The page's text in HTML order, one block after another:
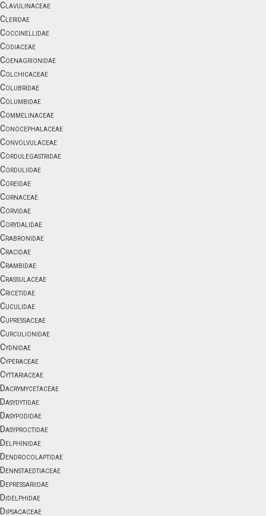
Clavulinaceae
Cleridae
Coccinellidae
Codiaceae
Coenagrionidae
Colchicaceae
Colubridae
Columbidae
Commelinaceae
Conocephalaceae
Convolvulaceae
Cordulegastridae
Corduliidae
Coreidae
Cornaceae
Corvidae
Corydalidae
Crabronidae
Cracidae
Crambidae
Crassulaceae
Cricetidae
Cuculidae
Cupressaceae
Curculionidae
Cydnidae
Cyperaceae
Cyttariaceae
Dacrymycetaceae
Dasydytidae
Dasypodidae
Dasyproctidae
Delphinidae
Dendrocolaptidae
Dennstaedtiaceae
Depressariidae
Didelphidae
Dipsacaceae